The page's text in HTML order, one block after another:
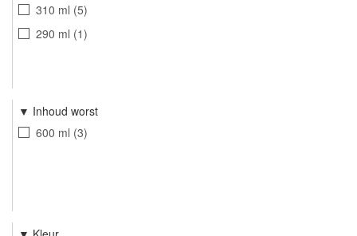
310 ml 5
290 ml 1
Inhoud worst
600 ml 3